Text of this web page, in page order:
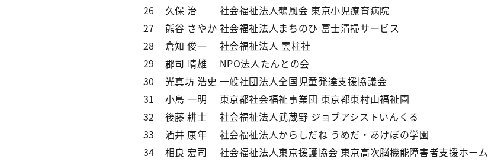
26
久保 治
社会福祉法人鶴風会 東京小児療育病院
27
熊谷 さやか 社会福祉法人まちのひ 富士清掃サービス
28
倉知 俊一
社会福祉法人 雲柱社
29
郡司 晴雄
NPO法人たんとの会
30
光真坊 浩史 一般社団法人全国児童発達支援協議会
31
小島 一明
東京都社会福祉事業団 東京都東村山福祉園
32
後藤 耕士
社会福祉法人武蔵野 ジョブアシストいんくる
33
酒井 康年
社会福祉法人からしだね うめだ・あけぼの学園
34
相良 宏司
社会福祉法人東京援護協会 東京高次脳機能障害者支援ホーム